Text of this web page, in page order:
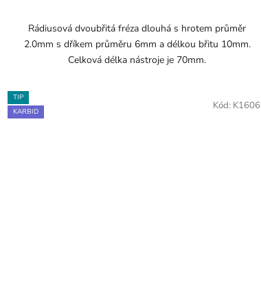
Rádiusová dvoubřitá fréza dlouhá s hrotem průměr
2.0mm s dříkem průměru 6mm a délkou břitu 10mm.
Celková délka nástroje je 70mm.
TIP
KARBID
Kód: K1606